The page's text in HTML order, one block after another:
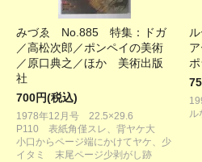
みづゑ No.885 特集：ドガ
／高松次郎／ポンペイの美術
／原口典之／ほか 美術出版
社
700円(税込)
1978年12月号 22.5×29.6
P110 表紙角僅スレ、背ヤケ大
小口からページ端にかけてヤケ、少
イタミ 末尾ページ少剥がし跡
ル